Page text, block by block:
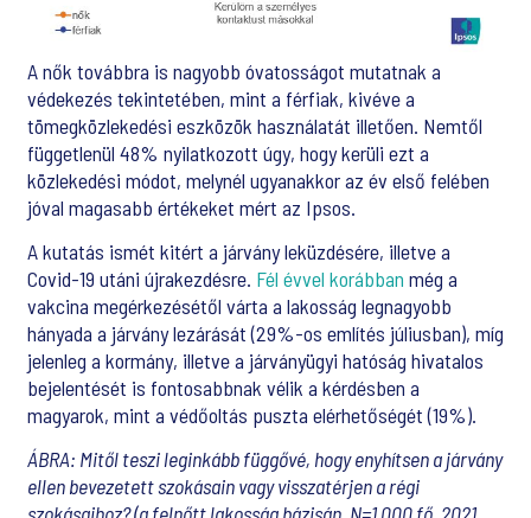
A nők továbbra is nagyobb óvatosságot mutatnak a
védekezés tekintetében, mint a férfiak, kivéve a
tömegközlekedési eszközök használatát illetően. Nemtől
függetlenül 48% nyilatkozott úgy, hogy kerüli ezt a
közlekedési módot, melynél ugyanakkor az év első felében
jóval magasabb értékeket mért az Ipsos.
A kutatás ismét kitért a járvány leküzdésére, illetve a
Covid-19 utáni újrakezdésre. Fél évvel korábban még a
vakcina megérkezésétől várta a lakosság legnagyobb
hányada a járvány lezárását (29%-os említés júliusban), míg
jelenleg a kormány, illetve a járványügyi hatóság hivatalos
bejelentését is fontosabbnak vélik a kérdésben a
magyarok, mint a védőoltás puszta elérhetőségét (19%).
ÁBRA: Mitől teszi leginkább függővé, hogy enyhítsen a járvány
ellen bevezetett szokásain vagy visszatérjen a régi
szokásaihoz? (a felnőtt lakosság bázisán, N=1.000 fő, 2021